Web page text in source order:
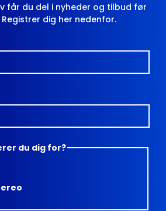
får du del i nyheder og tilbud før
dig her nedenfor.
du dig for?